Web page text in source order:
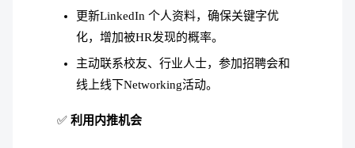
更新LinkedIn 个人资料，确保关键字优
化，增加被HR发现的概率。
主动联系校友、行业人士，参加招聘会和
线上线下Networking活动。
✅ 利用内推机会